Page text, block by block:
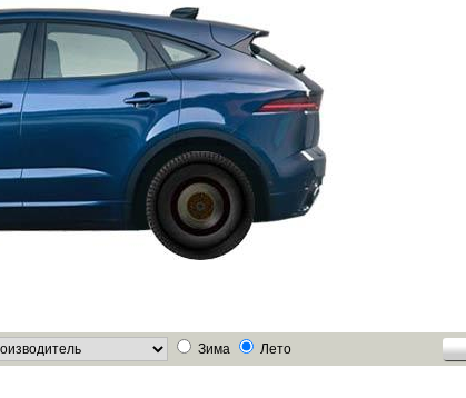
Зима Лето